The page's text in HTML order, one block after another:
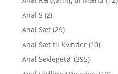
Anal S (2)
Anal Sæt (29)
Anal Sæt til Kvinder (10)
Anal Sexlegetøj (395)